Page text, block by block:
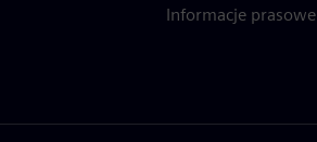
Informacje prasowe